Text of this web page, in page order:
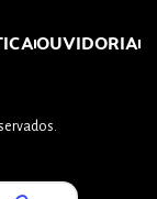
OUVIDORIA